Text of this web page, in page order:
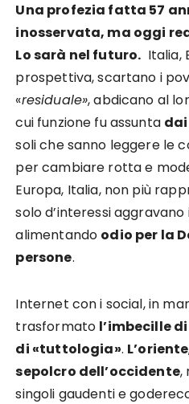
Una profezia fatta 57
inosservata, ma oggi
Lo sarà nel futuro. Italia,
prospettiva, scartano i
«residuale», abdicano al
cui funzione fu assunta
soli che sanno leggere le
per cambiare rotta e
Europa, Italia, non più
solo d’interessi
alimentando odio per la
persone.
Internet con i social, in
trasformato l’imbecille
di «tuttologia». L’oriente
sepolcro dell’occidente,
singoli gaudenti e